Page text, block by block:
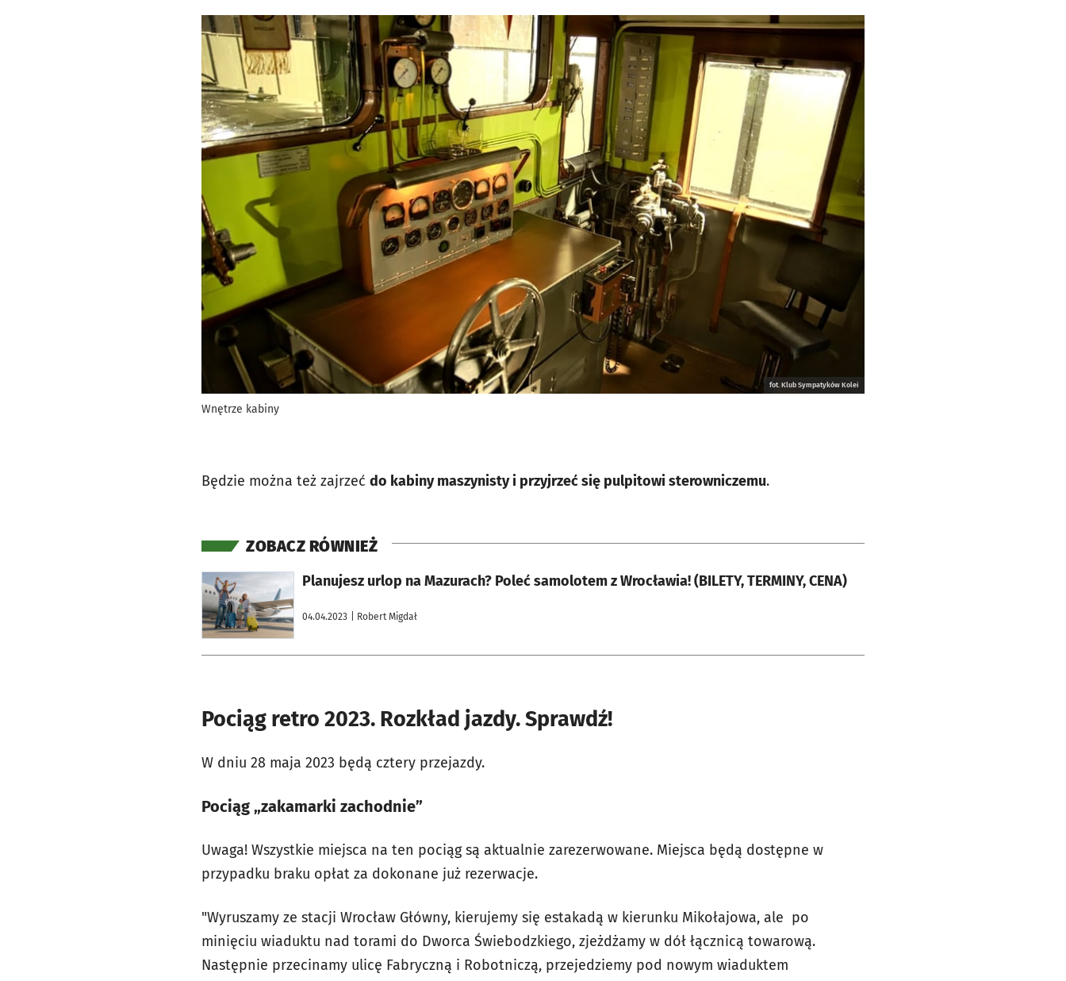
fot. Klub Sympatyków Kolei
Wnętrze kabiny
Będzie można też zajrzeć do kabiny maszynisty i przyjrzeć się pulpitowi sterowniczemu.
ZOBACZ RÓWNIEŻ
Planujesz urlop na Mazurach? Poleć samolotem z Wrocławia! (BILETY, TERMINY, CENA)
04.04.2023 | Robert Migdał
otworzy się w nowej karcie
Pociąg retro 2023. Rozkład jazdy. Sprawdź!
W dniu 28 maja 2023 będą cztery przejazdy.
Pociąg „zakamarki zachodnie”
Uwaga! Wszystkie miejsca na ten pociąg są aktualnie zarezerwowane. Miejsca będą dostępne w
przypadku braku opłat za dokonane już rezerwacje.
"Wyruszamy ze stacji Wrocław Główny, kierujemy się estakadą w kierunku Mikołajowa, ale po
minięciu wiaduktu nad torami do Dworca Świebodzkiego, zjeżdżamy w dół łącznicą towarową.
Następnie przecinamy ulicę Fabryczną i Robotniczą, przejedziemy pod nowym wiaduktem